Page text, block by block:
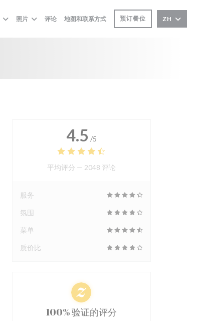
照片 评论 地图和联系方式 预订餐位 ZH
4.5 /5
平均评分 — 2048 评论
服务
氛围
菜单
质价比
100% 验证的评分